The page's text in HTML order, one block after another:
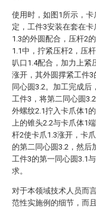
使用时，如图1所示，
定，工件3安装在套在
1.3的外圆配合，压杆2
1.1中，拧紧压杆2，压
叭口1.4配合，加力上紧
涨开，其外圆撑紧工件
同心圆3.2。加工完成后
工件3，将第二同心圆
外螺纹2.1拧入卡爪体1
上的锥头2.2与卡爪体1
杆2使卡爪1.3涨开，卡
的第二同心圆3.2，然后
工件3的第一同心圆3.1
求。
对于本领域技术人员而
范性实施例的细节，而